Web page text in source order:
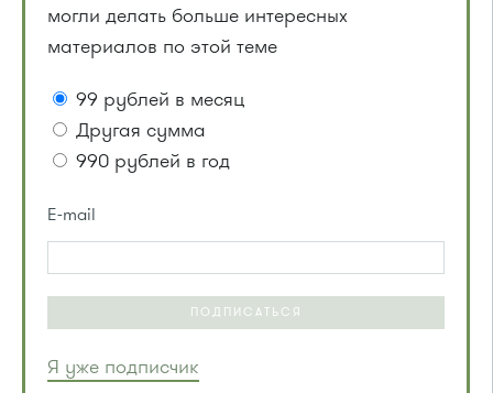
могли делать больше интересных
материалов по этой теме
99 рублей в месяц
Другая сумма
990 рублей в год
E-mail
ПОДПИСАТЬСЯ
Я уже подписчик